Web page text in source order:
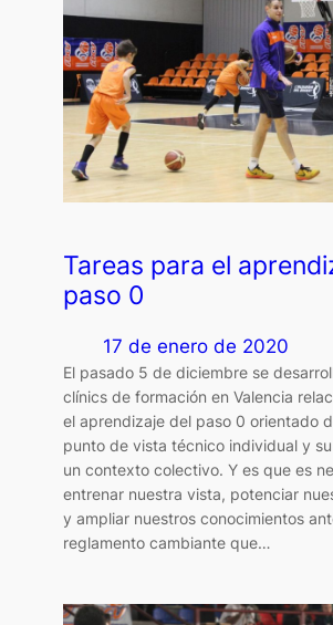
Tareas para el
paso 0
17 de enero de 2020
El pasado 5 de diciembre se
clínics de formación en Valencia
el aprendizaje del paso 0 orientado
punto de vista técnico individual y
un contexto colectivo. Y es que es
entrenar nuestra vista, potenciar
y ampliar nuestros conocimientos
reglamento cambiante que…